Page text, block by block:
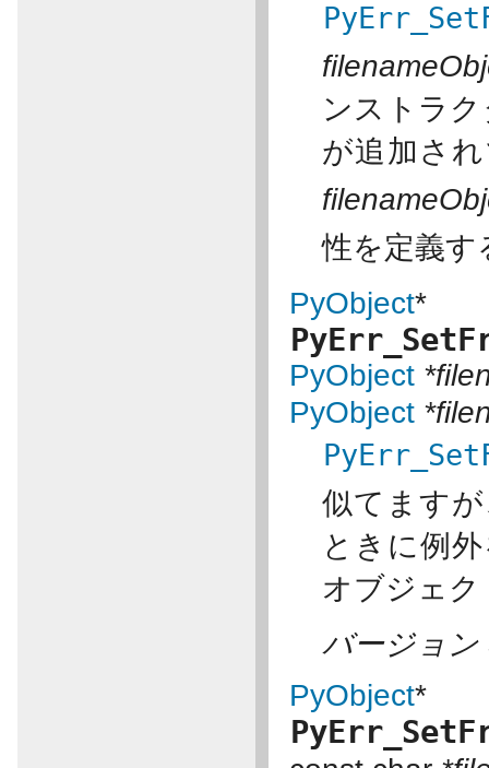
ンストラ
が追加さ
性を定義す
PyObject*
PyObject
PyObject
似てます
ときに例
オブジェ
バージョン
PyObject*